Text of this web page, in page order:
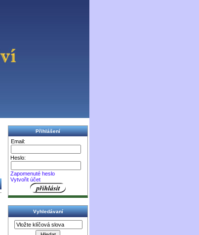
Přihlášení
Email:
Heslo:
Zapomenuté heslo
Vytvořit účet
Vyhledávaní